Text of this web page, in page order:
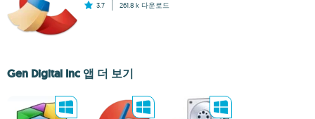
3.7 261.8 k 다운로드
Gen Digital Inc 앱 더 보기